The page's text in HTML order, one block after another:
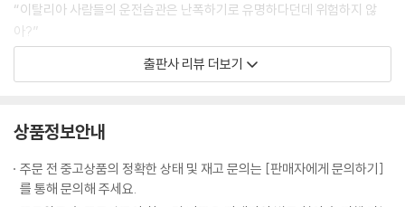
▶이탈리아 중부 도시
① 로마
③ 시에나
⑤ 피사
⑥ 피엔차
⑦ 산 지미냐노
⑧ 몬테풀치아노
“이탈리아 사람들의 운전습관은 난폭하기로 유명하다던데 위험하지 않
아?”
이탈리아 자동차 여행에 대한 편견과 두려움은 끝이 없다. 그러나 이탈리
고, 대중교통이 여의치 않은 도시 간 이동이나 꼭 드라이브를 해봐야 좋은
필수 구간에서만 자동차로 움직인다. 코스별로 기차와 배도 번갈아 이용하
면서 여행의 질과 효율성을 높이는 게 자동차 여행의 기본이다. 그래야 로
출판사 리뷰 더보기
상품정보안내
주문 전 중고상품의 정확한 상태 및 재고 문의는 [판매자에게 문의하기]
를 통해 문의해 주세요.